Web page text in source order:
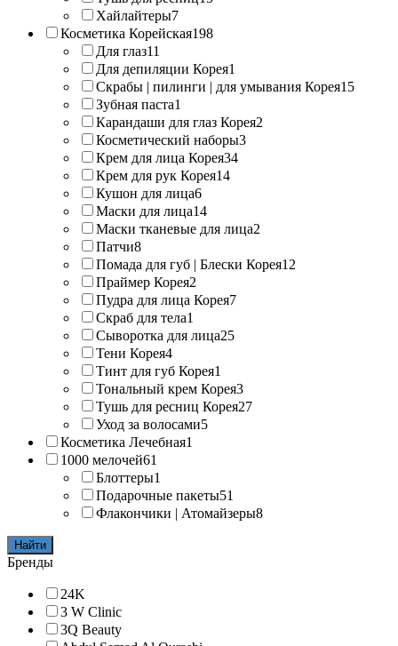
Хайлайтеры7
Косметика Корейская198
Для глаз11
Для депиляции Корея1
Скрабы | пилинги | для умывания Корея15
Зубная паста1
Карандаши для глаз Корея2
Косметический наборы3
Крем для лица Корея34
Крем для рук Корея14
Кушон для лица6
Маски для лица14
Маски тканевые для лица2
Патчи8
Помада для губ | Блески Корея12
Праймер Корея2
Пудра для лица Корея7
Скраб для тела1
Сыворотка для лица25
Тени Корея4
Тинт для губ Корея1
Тональный крем Корея3
Тушь для ресниц Корея27
Уход за волосами5
Косметика Лечебная1
1000 мелочей61
Блоттеры1
Подарочные пакеты51
Флакончики | Атомайзеры8
Найти
Бренды
24K
3 W Clinic
3Q Beauty